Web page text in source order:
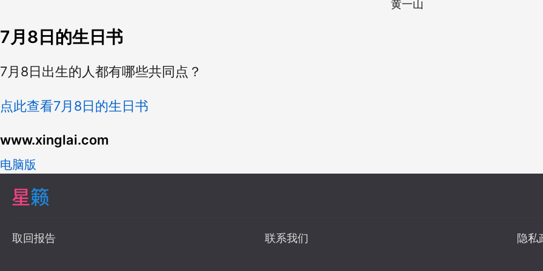
黄一山
7月8日的生日书
7月8日出生的人都有哪些共同点？
点此查看7月8日的生日书
www.xinglai.com
电脑版
取回报告 联系我们 隐私